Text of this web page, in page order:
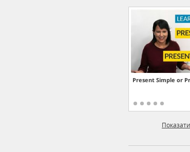
Present Simple or